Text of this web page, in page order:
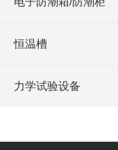
恒温槽
力学试验设备